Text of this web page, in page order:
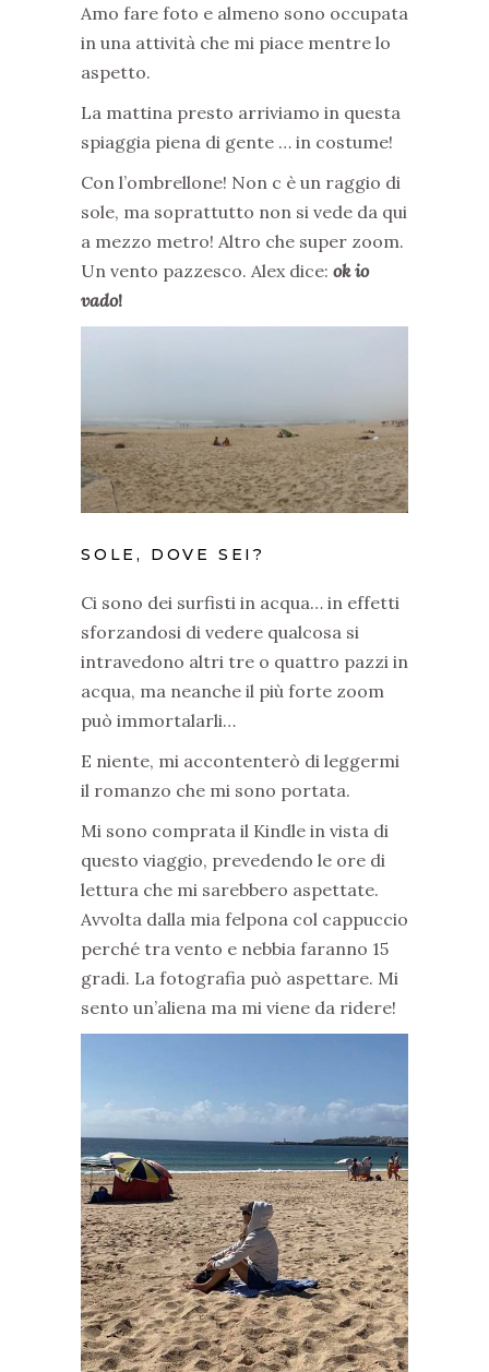
Amo fare foto e almeno sono occupata
in una attività che mi piace mentre lo
aspetto.
La mattina presto arriviamo in questa
spiaggia piena di gente … in costume!
Con l’ombrellone! Non c è un raggio di
sole, ma soprattutto non si vede da qui
a mezzo metro! Altro che super zoom.
Un vento pazzesco. Alex dice: ok io
vado!
SOLE, DOVE SEI?
Ci sono dei surfisti in acqua… in effetti
sforzandosi di vedere qualcosa si
intravedono altri tre o quattro pazzi in
acqua, ma neanche il più forte zoom
può immortalarli…
E niente, mi accontenterò di leggermi
il romanzo che mi sono portata.
Mi sono comprata il Kindle in vista di
questo viaggio, prevedendo le ore di
lettura che mi sarebbero aspettate.
Avvolta dalla mia felpona col cappuccio
perché tra vento e nebbia faranno 15
gradi. La fotografia può aspettare. Mi
sento un’aliena ma mi viene da ridere!